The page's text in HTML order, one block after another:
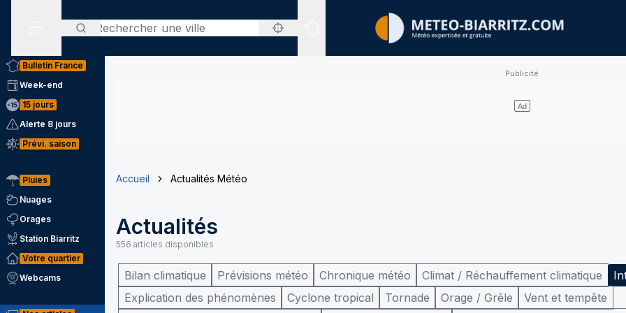
Rechercher
Sites expertisés
Bulletin France
Week-end
15 jours
Alerte 8 jours
Prévi. saison
Pluies
Nuages
Orages
Station Biarritz
Votre quartier
Webcams
Accueil Actualités Météo
Actualités
556 articles disponibles
Bilan climatique Prévisions météo Chronique météo Climat / Réchauffement climatique
Explication des phénomènes
Cyclone tropical Tornade Orage / Grêle
Vent et tempête